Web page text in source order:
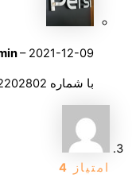
– 2021-12-09
با شماره 09352202802 تماس بگیرید قیمت بروز بدن بهتون
امتیاز
4